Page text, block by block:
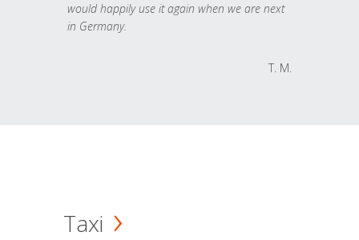
would happily use it again when we are next
in Germany.
T. M.
Taxi